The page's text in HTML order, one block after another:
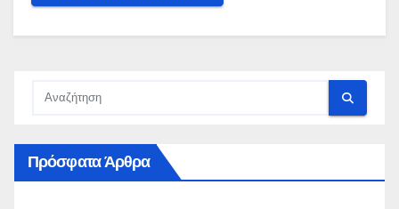
Πρόσφατα Άρθρα